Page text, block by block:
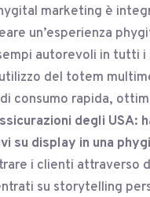
marketing è
un’esperienza
autorevoli in tutti
del totem
consumo rapida,
degli
su display in una
i clienti attraverso
su storytelling